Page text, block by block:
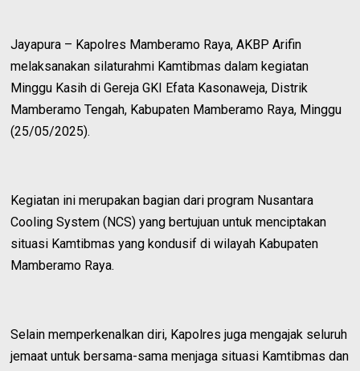
Jayapura – Kapolres Mamberamo Raya, AKBP Arifin
melaksanakan silaturahmi Kamtibmas dalam kegiatan
Minggu Kasih di Gereja GKI Efata Kasonaweja, Distrik
Mamberamo Tengah, Kabupaten Mamberamo Raya, Minggu
(25/05/2025).
Kegiatan ini merupakan bagian dari program Nusantara
Cooling System (NCS) yang bertujuan untuk menciptakan
situasi Kamtibmas yang kondusif di wilayah Kabupaten
Mamberamo Raya.
Selain memperkenalkan diri, Kapolres juga mengajak seluruh
jemaat untuk bersama-sama menjaga situasi Kamtibmas dan